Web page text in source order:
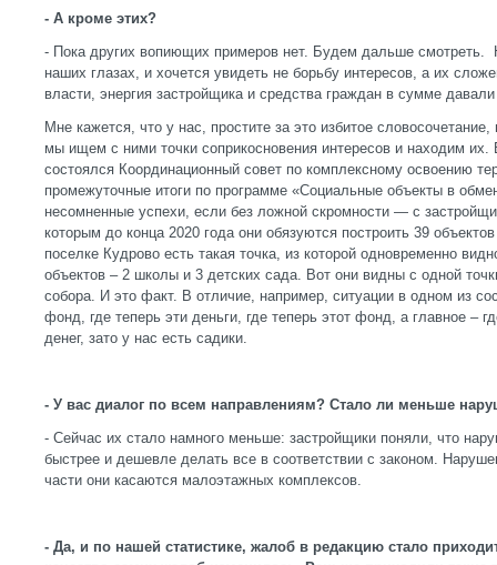
- А кроме этих?
- Пока других вопиющих примеров нет. Будем дальше смотреть.
наших глазах, и хочется увидеть не борьбу интересов, а их
власти, энергия застройщика и средства граждан в сумме давали
Мне кажется, что у нас, простите за это избитое
мы ищем с ними точки соприкосновения интересов и находим их.
состоялся Координационный совет по комплексному освоению
промежуточные итоги по программе «Социальные объекты в
несомненные успехи, если без ложной скромности — с
которым до конца 2020 года они обязуются построить 39
поселке Кудрово есть такая точка, из которой одновременно
объектов – 2 школы и 3 детских сада. Вот они видны с одной
собора. И это факт. В отличие, например, ситуации в одном из
фонд, где теперь эти деньги, где теперь этот фонд, а главное –
денег, зато у нас есть садики.
- У вас диалог по всем направлениям? Стало ли меньше
- Сейчас их стало намного меньше: застройщики поняли, что
быстрее и дешевле делать все в соответствии с законом.
части они касаются малоэтажных комплексов.
- Да, и по нашей статистике, жалоб в редакцию стало